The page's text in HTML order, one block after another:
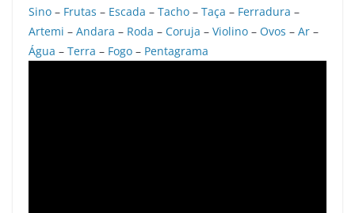
Sino – Frutas – Escada – Tacho – Taça – Ferradura –
Artemi – Andara – Roda – Coruja – Violino – Ovos – Ar –
Água – Terra – Fogo – Pentagrama